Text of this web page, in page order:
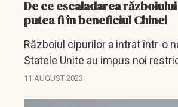
De ce escaladarea
putea fi în beneficiul Chinei
Războiul cipurilor a intrat într-o
Statele Unite au impus noi
vrea, la rândul ei, să reducă
11 AUGUST 2023